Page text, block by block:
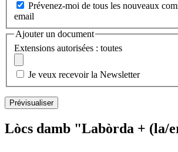
Prévenez-moi de tous les nouveaux
email
Ajouter un document
Extensions autorisées : toutes
Je veux recevoir la Newsletter
Lòcs damb "Labòrda + (la/